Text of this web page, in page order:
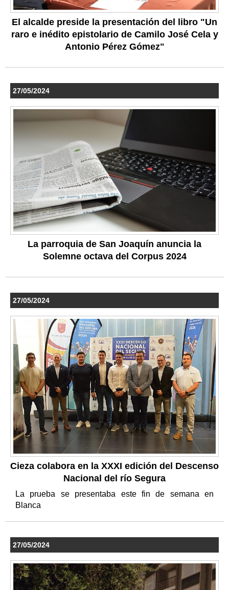
El alcalde preside la presentación del libro "Un
raro e inédito epistolario de Camilo José Cela y
Antonio Pérez Gómez"
27/05/2024
La parroquia de San Joaquín anuncia la
Solemne octava del Corpus 2024
27/05/2024
Cieza colabora en la XXXI edición del Descenso
Nacional del río Segura
La prueba se presentaba este fin de semana en
Blanca
27/05/2024